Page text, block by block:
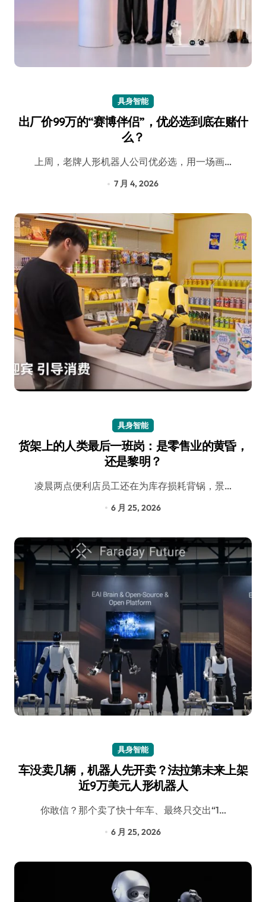
具身智能
出厂价99万的“赛博伴侣”，优必选到底在赌什
么？
上周，老牌人形机器人公司优必选，用一场画…
7 月 4, 2026
具身智能
货架上的人类最后一班岗：是零售业的黄昏，
还是黎明？
凌晨两点便利店员工还在为库存损耗背锅，景…
6 月 25, 2026
具身智能
车没卖几辆，机器人先开卖？法拉第未来上架
近9万美元人形机器人
你敢信？那个卖了快十年车、最终只交出“1…
6 月 25, 2026